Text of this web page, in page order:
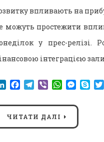
впливають на
можуть простежити
у прес-релізі.
інтеграцією
LinkedIn
Facebook
Telegram
ViberWhatsApp
ЧИТАТИ ДАЛІ